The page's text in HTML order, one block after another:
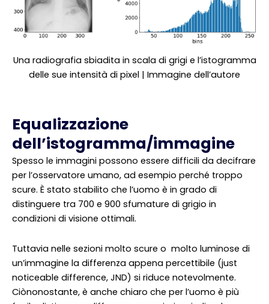
Una radiografia sbiadita in scala di grigi e l’istogramma
delle sue intensità di pixel | Immagine dell’autore
Equalizzazione
dell’istogramma/immagine
Spesso le immagini possono essere difficili da decifrare
per l’osservatore umano, ad esempio perché troppo
scure. È stato stabilito che l’uomo è in grado di
distinguere tra 700 e 900 sfumature di grigio in
condizioni di visione ottimali.
Tuttavia nelle sezioni molto scure o molto luminose di
un’immagine la differenza appena percettibile (just
noticeable difference, JND) si riduce notevolmente.
Ciònonostante, è anche chiaro che per l’uomo è più